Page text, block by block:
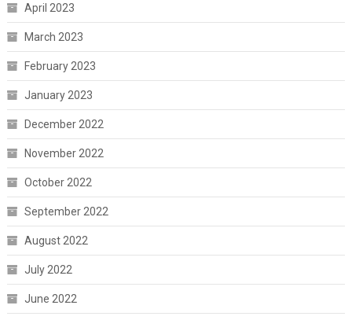
April 2023
March 2023
February 2023
January 2023
December 2022
November 2022
October 2022
September 2022
August 2022
July 2022
June 2022